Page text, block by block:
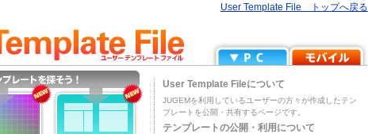
User Template File トップへ戻る
User Template Fileについて
JUGEMを利用しているユーザーの方々が作成したテン
プレートを公開・共有するページです。
テンプレートの公開・利用について